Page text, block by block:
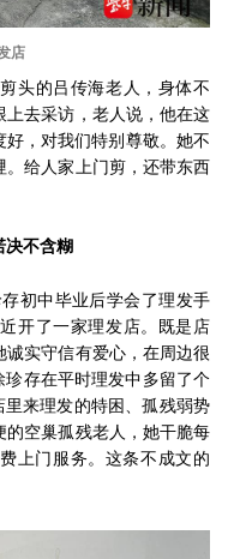
店
头的吕传海老人，身体不
去采访，老人说，他在这
好，对我们特别尊敬。她不
给人家上门剪，还带东西
决不含糊
初中毕业后学会了理发手
开了一家理发店。既是店
诚实守信有爱心，在周边很
珍存在平时理发中多留了个
里来理发的特困、孤残弱势
空巢孤残老人，她干脆每
上门服务。这条不成文的